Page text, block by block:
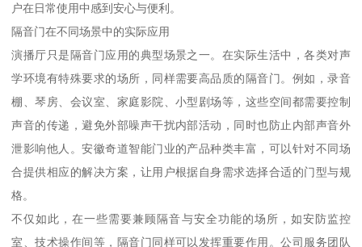
户在日常使用中感到安心与便利。
隔音门在不同场景中的实际应用
演播厅只是隔音门应用的典型场景之一。在实际生活中，各类对声
学环境有特殊要求的场所，同样需要高品质的隔音门。例如，录音
棚、琴房、会议室、家庭影院、小型剧场等，这些空间都需要控制
声音的传递，避免外部噪声干扰内部活动，同时也防止内部声音外
泄影响他人。安徽奇道智能门业的产品种类丰富，可以针对不同场
合提供相应的解决方案，让用户根据自身需求选择合适的门型与规
格。
不仅如此，在一些需要兼顾隔音与安全功能的场所，如安防监控
室、技术操作间等，隔音门同样可以发挥重要作用。公司服务团队